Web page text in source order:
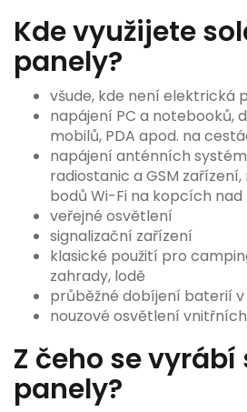
Kde využijete
panely?
všude, kde není elektrická
napájení PC a notebooků,
mobilů, PDA apod. na
napájení anténních
radiostanic a GSM
bodů Wi-Fi na kopcích
veřejné osvětlení
signalizační zařízení
klasické použití pro
zahrady, lodě
průběžné dobíjení baterií
nouzové osvětlení
Z čeho se
panely?